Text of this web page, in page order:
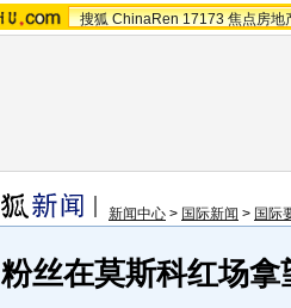
搜狐 ChinaRen 17173 焦点房地
新闻中心 > 国际新闻 > 国际
粉丝在莫斯科红场